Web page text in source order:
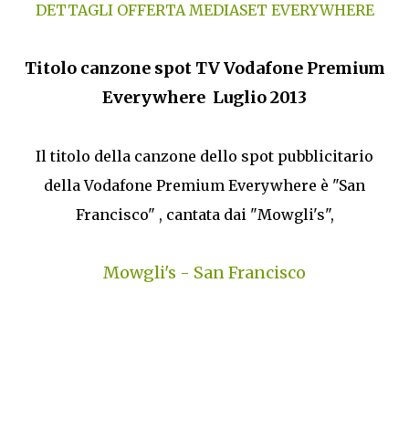
DETTAGLI OFFERTA MEDIASET EVERYWHERE
Titolo canzone spot TVVodafone Premium
Everywhere Luglio 2013
Il titolo della canzone dello spot pubblicitario
della Vodafone Premium Everywhere è "San
Francisco" , cantata dai "Mowgli's",
Mowgli's - San Francisco